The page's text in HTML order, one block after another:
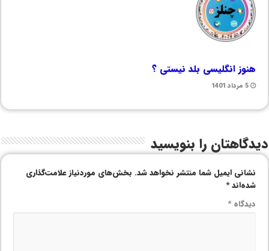
هنوز انگلیسی بلد نیستی ؟
5 مرداد 1401
دیدگاهتان را بنویسید
نشانی ایمیل شما منتشر نخواهد شد. بخش‌های موردنیاز علامت‌گذاری
شده‌اند*
دیدگاه*